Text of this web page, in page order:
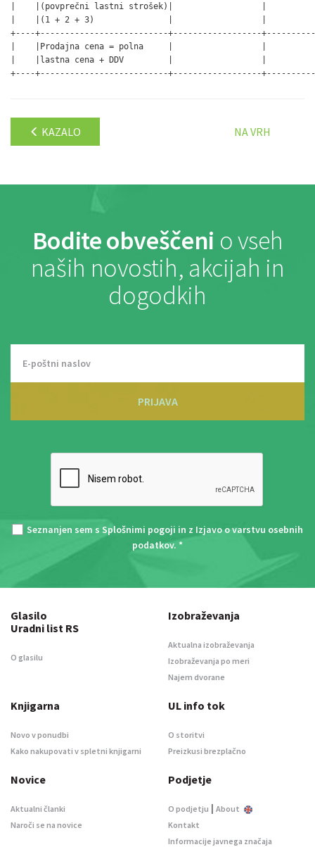
|    |(povprečni lastni strošek)|                  |
|    |(1 + 2 + 3)               |                  |
+----+--------------------------+------------------
|    |Prodajna cena = polna     |                  |
|    |lastna cena + DDV         |                  |
+----+--------------------------+------------------
KAZALO NA VRH
Bodite obveščeni o vseh
naših novostih, akcijah in
dogodkih
PRIJAVA
Seznanjen sem s Splošnimi pogoji in z Izjavo o varstvu osebnih
podatkov. *
Glasilo
Uradni list RS
O glasilu
Izobraževanja
Aktualna izobraževanja
Izobraževanja po meri
Najem dvorane
Knjigarna
Novo v ponudbi
Kako nakupovati v spletni knjigarni
UL info tok
O storitvi
Preizkusi brezplačno
Novice
Aktualni članki
Naroči se na novice
Podjetje
O podjetju | About
Kontakt
Informacije javnega značaja